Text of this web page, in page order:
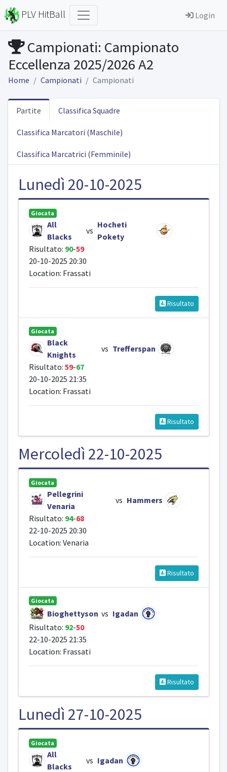
PLV HitBall Login
Campionati: Campionato
Eccellenza 2025/2026 A2
Home Campionati Campionati
Partite Classifica Squadre
Classifica Marcatori (Maschile)
Classifica Marcatrici (Femminile)
Lunedì 20-10-2025
Giocata
All
Blacks
vs
Hocheti
Pokety
Risultato: 90-59
20-10-2025 20:30
Location: Frassati
Risultato
Giocata
Black
Knights
vs Trefferspan
Risultato: 59-67
20-10-2025 21:35
Location: Frassati
Risultato
Mercoledì 22-10-2025
Giocata
Pellegrini
Venaria
vs Hammers
Risultato: 94-68
22-10-2025 20:30
Location: Venaria
Risultato
Giocata
Bioghettyson vs Igadan
Risultato: 92-50
22-10-2025 21:35
Location: Frassati
Risultato
Lunedì 27-10-2025
Giocata
All
Blacks
vs Igadan